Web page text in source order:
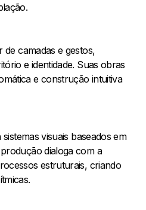
camadas e gestos,
e identidade. Suas obras
e construção intuitiva
visuais baseados em
dialoga com a
estruturais, criando